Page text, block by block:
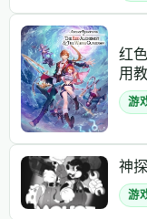
红
用
游
神
游